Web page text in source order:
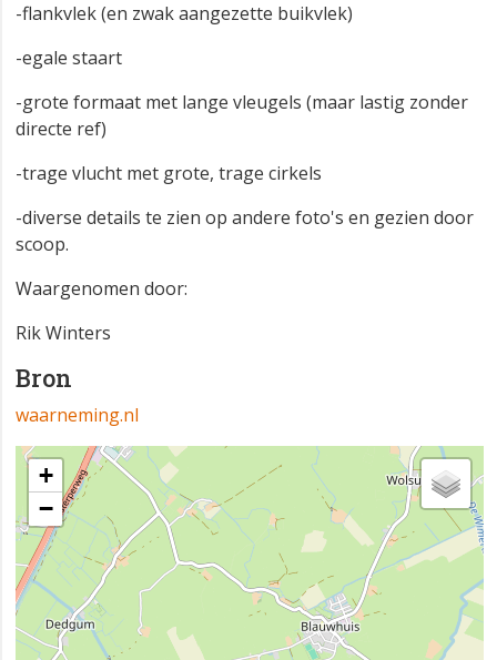
-flankvlek (en zwak aangezette buikvlek)
-egale staart
-grote formaat met lange vleugels (maar lastig zonder
directe ref)
-trage vlucht met grote, trage cirkels
-diverse details te zien op andere foto's en gezien door
scoop.
Waargenomen door:
Rik Winters
Bron
waarneming.nl
+
−